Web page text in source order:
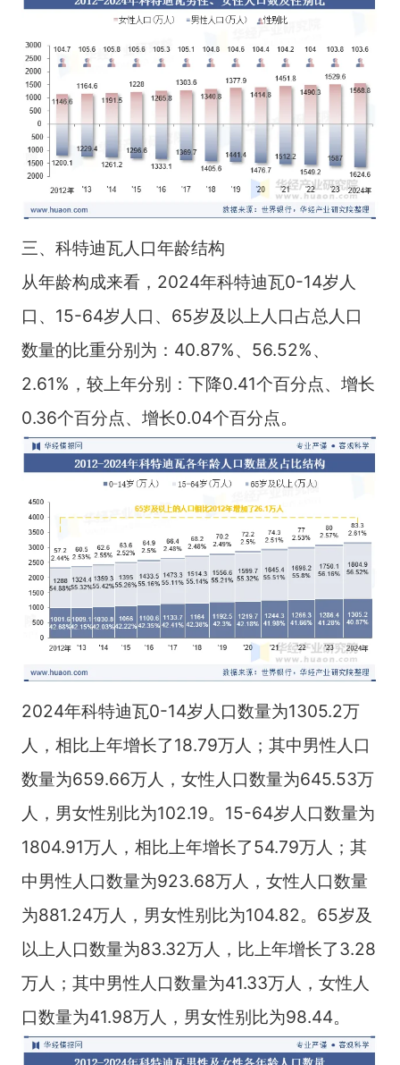
三、科特迪瓦人口年龄结构
从年龄构成来看，2024年科特迪瓦0-14岁人
口、15-64岁人口、65岁及以上人口占总人口
数量的比重分别为：40.87%、56.52%、
2.61%，较上年分别：下降0.41个百分点、增长
0.36个百分点、增长0.04个百分点。
2024年科特迪瓦0-14岁人口数量为1305.2万
人，相比上年增长了18.79万人；其中男性人口
数量为659.66万人，女性人口数量为645.53万
人，男女性别比为102.19。15-64岁人口数量为
1804.91万人，相比上年增长了54.79万人；其
中男性人口数量为923.68万人，女性人口数量
为881.24万人，男女性别比为104.82。65岁及
以上人口数量为83.32万人，比上年增长了3.28
万人；其中男性人口数量为41.33万人，女性人
口数量为41.98万人，男女性别比为98.44。